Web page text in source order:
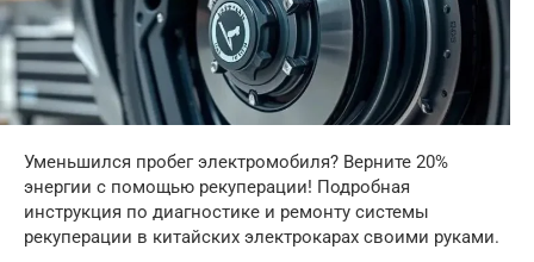
Уменьшился пробег электромобиля? Верните 20%
энергии с помощью рекуперации! Подробная
инструкция по диагностике и ремонту системы
рекуперации в китайских электрокарах своими руками.